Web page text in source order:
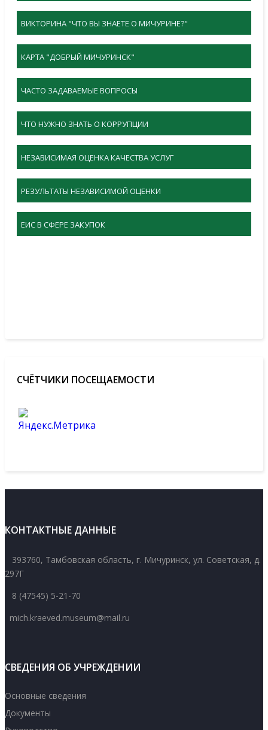
ВИКТОРИНА "ЧТО ВЫ ЗНАЕТЕ О МИЧУРИНЕ?"
КАРТА "ДОБРЫЙ МИЧУРИНСК"
ЧАСТО ЗАДАВАЕМЫЕ ВОПРОСЫ
ЧТО НУЖНО ЗНАТЬ О КОРРУПЦИИ
НЕЗАВИСИМАЯ ОЦЕНКА КАЧЕСТВА УСЛУГ
РЕЗУЛЬТАТЫ НЕЗАВИСИМОЙ ОЦЕНКИ
ЕИС В СФЕРЕ ЗАКУПОК
СЧЁТЧИКИ ПОСЕЩАЕМОСТИ
КОНТАКТНЫЕ ДАННЫЕ
393760, Тамбовская область, г. Мичуринск, ул. Советская, д.
297Г
8 (47545) 5-21-70
mich.kraeved.museum@mail.ru
СВЕДЕНИЯ ОБ УЧРЕЖДЕНИИ
Основные сведения
Документы